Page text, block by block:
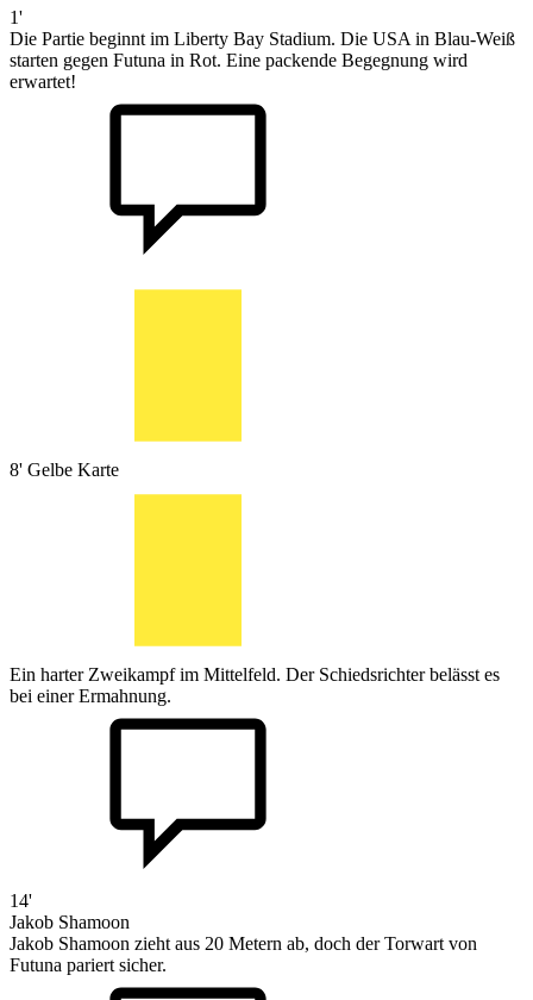
1'
Die Partie beginnt im Liberty Bay Stadium. Die USA in Blau-Weiß
starten gegen Futuna in Rot. Eine packende Begegnung wird
erwartet!
8' Gelbe Karte
Ein harter Zweikampf im Mittelfeld. Der Schiedsrichter belässt es
bei einer Ermahnung.
14'
Jakob Shamoon
Jakob Shamoon zieht aus 20 Metern ab, doch der Torwart von
Futuna pariert sicher.